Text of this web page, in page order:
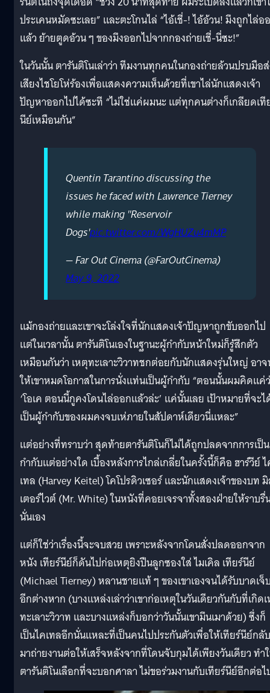
ประเคนหมัดซะเลย” และตะโกนไล่ “ไอ้เชี่-! ไอ้อ้วน! มึงถูกไล่อ
แล้ว ย้ายตูดอ้วน ๆ ของมึงออกไปจากกองถ่ายเชี่-นี่ซะ!”
ในวันนั้น ตารันติโนเล่าว่า ทีมงานทุกคนในกองถ่ายล้วนปรบมือ
เสียงไชโยโห่ร้องเพื่อแสดงความเห็นด้วยที่เขาไล่นักแสดงเจ้า
ปัญหาออกไปได้ซะที “ไม่ใช่แค่ผมนะ แต่ทุกคนต่างก็เกลียดเที
นีย์เหมือนกัน”
Quentin Tarantino discussing the
issues he faced with Lawrence Tierney
while making ''Reservoir
Dogs'pic.twitter.com/WgHUZu4mMP
— Far Out Cinema (@FarOutCinema)
May 9, 2022
แม้กองถ่ายและเขาจะโล่งใจที่นักแสดงเจ้าปัญหาถูกขับออกไป
แต่ในเวลานั้น ตารันติโนเองในฐานะผู้กำกับหน้าใหม่ก็รู้สึกตัว
เหมือนกันว่า เหตุทะเลาะวิวาทชกต่อยกับนักแสดงรุ่นใหญ่ อา
ให้เขาหมดโอกาสในการนั่งแท่นเป็นผู้กำกับ “ตอนนั้นผมคิดแค่
‘โอเค ตอนนี้กูคงโดนไล่ออกแล้วล่ะ’ แค่นั้นเลย เป้าหมายที่จะ
เป็นผู้กำกับของผมคงจบเห่ภายในสัปดาห์เดียวนี่แหละ”
แต่อย่างที่ทราบว่า สุดท้ายตารันติโนก็ไม่ได้ถูกปลดจากการเป็
กำกับแต่อย่างใด เบื้องหลังการไกล่เกลี่ยในครั้งนี้ก็คือ ฮาร์วีย์
เทล (Harvey Keitel) โคโปรดิวเซอร์ และนักแสดงเจ้าของบท
เตอร์ไวต์ (Mr. White) ในหนังที่คอยเจรจาทั้งสองฝ่ายให้ราบรื่
นั่นเอง
แต่ก็ใช่ว่าเรื่องนี้จะจบสวย เพราะหลังจากโดนสั่งปลดออกจาก
หนัง เทียร์นีย์ก็ดันไปก่อเหตุยิงปืนลูกซองใส่ ไมเคิล เทียร์นีย์
(Michael Tierney) หลานชายแท้ ๆ ของเขาเองจนได้รับบาดเจ็
อีกต่างหาก (บางแหล่งเล่าว่าเขาก่อเหตุในวันเดียวกันกับที่เกิด
ทะเลาะวิวาท และบางแหล่งก็บอกว่าวันนั้นเขามึนเมาด้วย) ซึ่งก็
เป็นไคเทลอีกนั่นแหละที่เป็นคนไปประกันตัวเพื่อให้เทียร์นีย์กลับ
มาถ่ายงานต่อให้เสร็จหลังจากที่โดนจับกุมได้เพียงวันเดียว ทำ
ตารันติโนเลือกที่จะบอกศาลา ไม่ขอร่วมงานกับเทียร์นีย์อีกต่อไ